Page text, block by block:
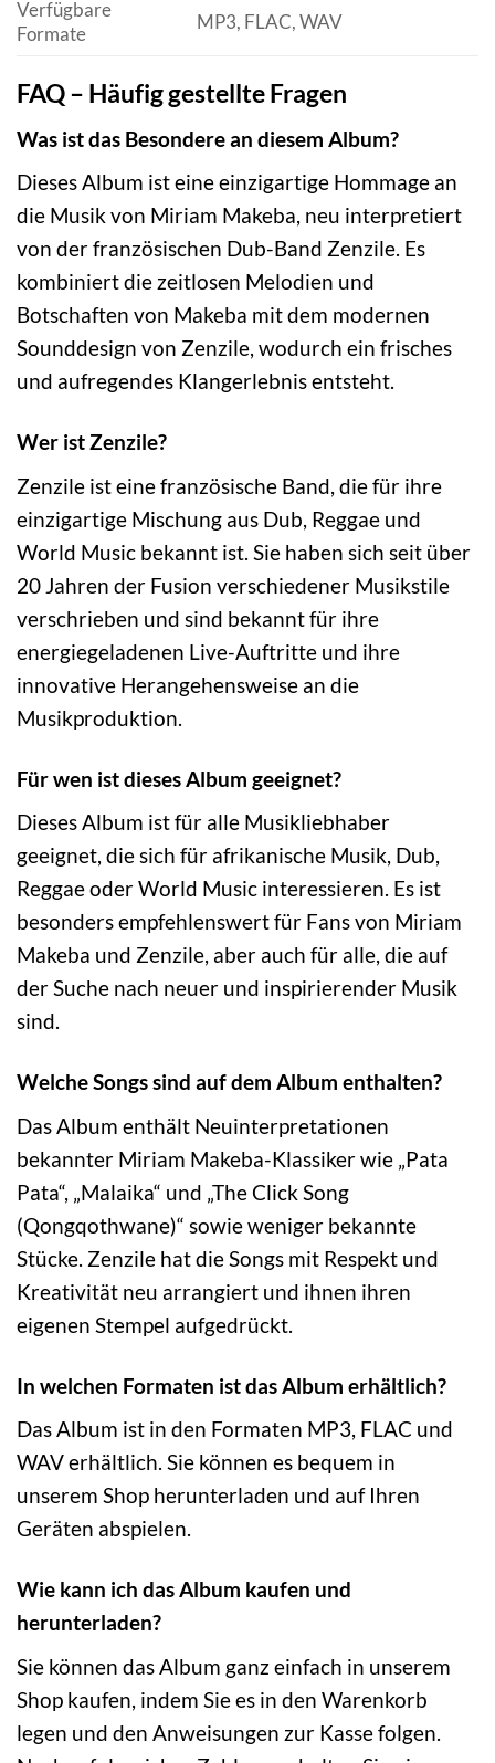
Verfügbare
Formate
MP3, FLAC, WAV
FAQ – Häufig gestellte Fragen
Was ist das Besondere an diesem Album?
Dieses Album ist eine einzigartige Hommage an
die Musik von Miriam Makeba, neu interpretiert
von der französischen Dub-Band Zenzile. Es
kombiniert die zeitlosen Melodien und
Botschaften von Makeba mit dem modernen
Sounddesign von Zenzile, wodurch ein frisches
und aufregendes Klangerlebnis entsteht.
Wer ist Zenzile?
Zenzile ist eine französische Band, die für ihre
einzigartige Mischung aus Dub, Reggae und
World Music bekannt ist. Sie haben sich seit über
20 Jahren der Fusion verschiedener Musikstile
verschrieben und sind bekannt für ihre
energiegeladenen Live-Auftritte und ihre
innovative Herangehensweise an die
Musikproduktion.
Für wen ist dieses Album geeignet?
Dieses Album ist für alle Musikliebhaber
geeignet, die sich für afrikanische Musik, Dub,
Reggae oder World Music interessieren. Es ist
besonders empfehlenswert für Fans von Miriam
Makeba und Zenzile, aber auch für alle, die auf
der Suche nach neuer und inspirierender Musik
sind.
Welche Songs sind auf dem Album enthalten?
Das Album enthält Neuinterpretationen
bekannter Miriam Makeba-Klassiker wie „Pata
Pata“, „Malaika“ und „The Click Song
(Qongqothwane)“ sowie weniger bekannte
Stücke. Zenzile hat die Songs mit Respekt und
Kreativität neu arrangiert und ihnen ihren
eigenen Stempel aufgedrückt.
In welchen Formaten ist das Album erhältlich?
Das Album ist in den Formaten MP3, FLAC und
WAV erhältlich. Sie können es bequem in
unserem Shop herunterladen und auf Ihren
Geräten abspielen.
Wie kann ich das Album kaufen und
herunterladen?
Sie können das Album ganz einfach in unserem
Shop kaufen, indem Sie es in den Warenkorb
legen und den Anweisungen zur Kasse folgen.